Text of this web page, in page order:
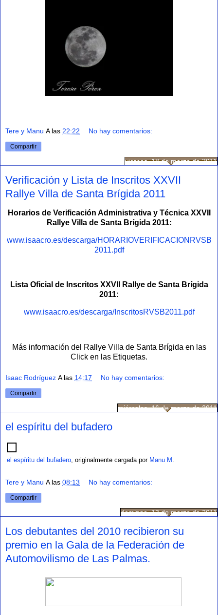
Tere y Manu A las 22:22 No hay comentarios:
Compartir
viernes, 18 de marzo de 2011
Verificación y Lista de Inscritos XXVII
Rallye Villa de Santa Brígida 2011
Horarios de Verificación Administrativa y Técnica XXVII
Rallye Villa de Santa Brígida 2011:
www.isaacro.es/descarga/HORARIOVERIFICACIONRVSB
2011.pdf
Lista Oficial de Inscritos XXVII Rallye de Santa Brígida
2011:
www.isaacro.es/descarga/InscritosRVSB2011.pdf
Más información del Rallye Villa de Santa Brígida en las
Click en las Etiquetas.
Isaac Rodríguez A las 14:17 No hay comentarios:
Compartir
miércoles, 16 de marzo de 2011
el espíritu del bufadero
el espíritu del bufadero, originalmente cargada por Manu M .
Tere y Manu A las 08:13 No hay comentarios:
Compartir
domingo, 13 de marzo de 2011
Los debutantes del 2010 recibieron su
premio en la Gala de la Federación de
Automovilismo de Las Palmas.